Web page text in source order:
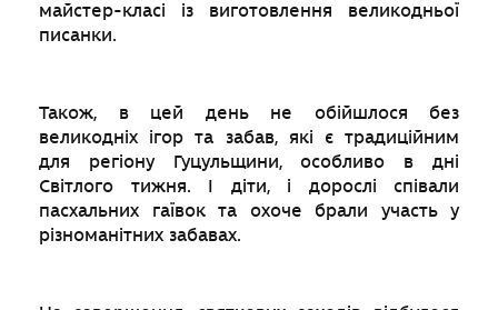
майстер-класі із виготовлення великодньої
писанки.
Також, в цей день не обійшлося без
великодніх ігор та забав, які є традиційним
для регіону Гуцульщини, особливо в дні
Світлого тижня. І діти, і дорослі співали
пасхальних гаївок та охоче брали участь у
різноманітних забавах.